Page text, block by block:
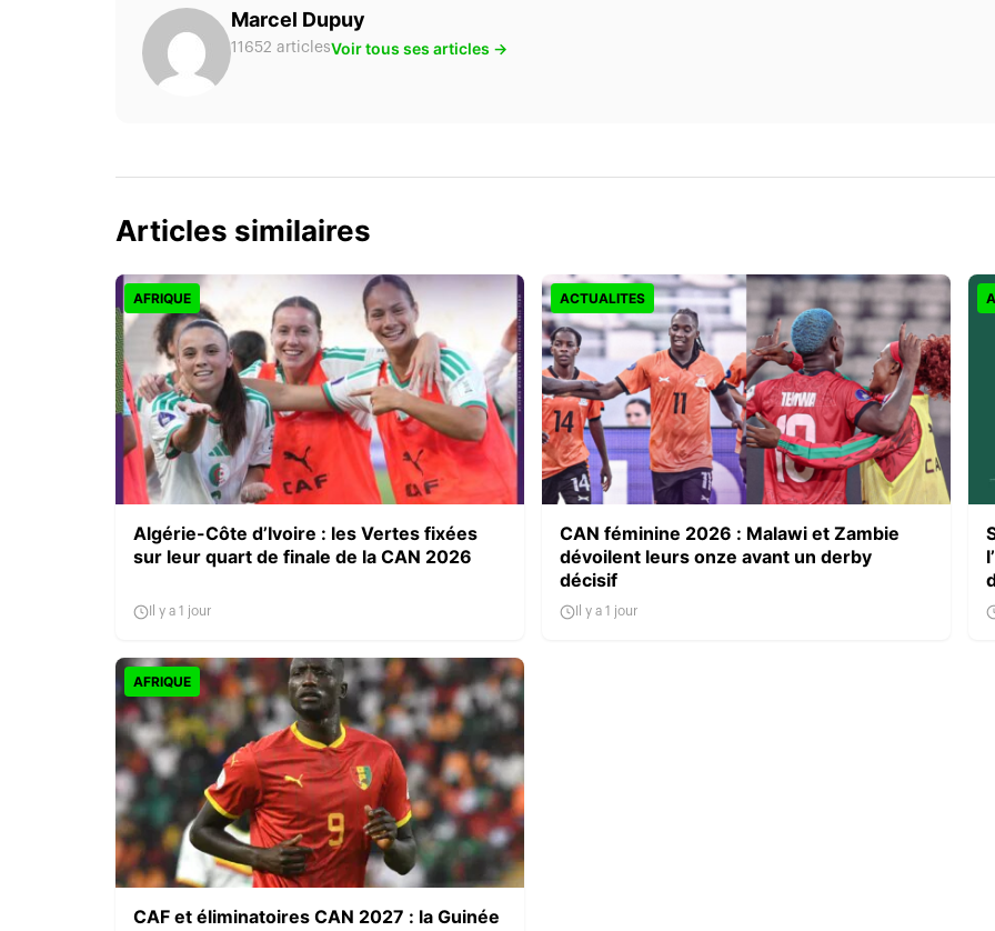
Marcel Dupuy
11652 articlesVoir tous ses articles →
Articles similaires
AFRIQUE
Algérie-Côte d’Ivoire : les Vertes fixées
sur leur quart de finale de la CAN 2026
Il y a 1 jour
ACTUALITES
CAN féminine 2026 : Malawi et Zambie
dévoilent leurs onze avant un derby
décisif
Il y a 1 jour
AFRIQUE
CAF et éliminatoires CAN 2027 : la Guinée